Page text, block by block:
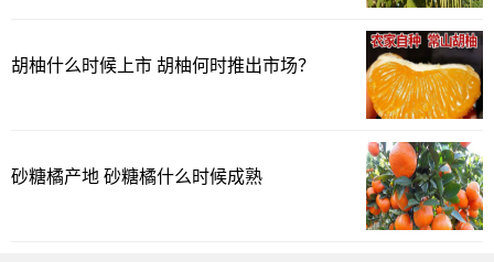
蓖麻高产种植技术
蓖麻对于土壤的要求并不高，可以利用荒山荒坡成片种
植，种植前将土壤熟化，并挖成深穴、开好排水沟。
胡柚什么时候上市 胡柚何时推出市场？
砂糖橘产地 砂糖橘什么时候成熟